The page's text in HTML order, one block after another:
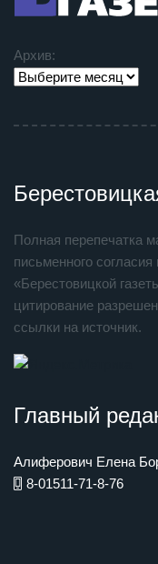
Архив:
Полная перепечатка
письменного согласия
«Берестовицкой
цитирование
ссылки на источник.
Главный
Алиферович Елена
8-01511-71-8-76